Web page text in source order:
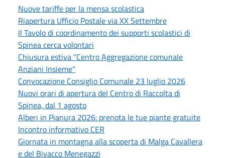
Nuove tariffe per la mensa scolastica
Riapertura Ufficio Postale via XX Settembre
Il Tavolo di coordinamento dei supporti scolastici di
Spinea cerca volontari
Chiusura estiva "Centro Aggregazione comunale
Anziani Insieme"
Convocazione Consiglio Comunale 23 luglio 2026
Nuovi orari di apertura del Centro di Raccolta di
Spinea, dal 1 agosto
Alberi in Pianura 2026: prenota le tue piante gratuite
Incontro informativo CER
Giornata in montagna alla scoperta di Malga Cavallera
e del Bivacco Menegazzi